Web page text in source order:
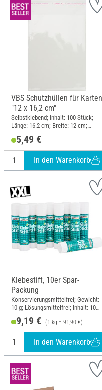
VBS Schutzhüllen für Karten
"12 x 16,2 cm"
Selbstklebend; Inhalt: 100 Stück;
Länge: 16.2 cm; Breite: 12 cm;
(PET)
5,49 €
In den Warenkorb
Klebestift, 10er Spar-
Packung
Konservierungsmittelfrei; Gewicht:
10 g; Lösungsmittelfrei; Inhalt: 10
Stück
9,19 € (1 kg = 91,90 €)
In den Warenkorb